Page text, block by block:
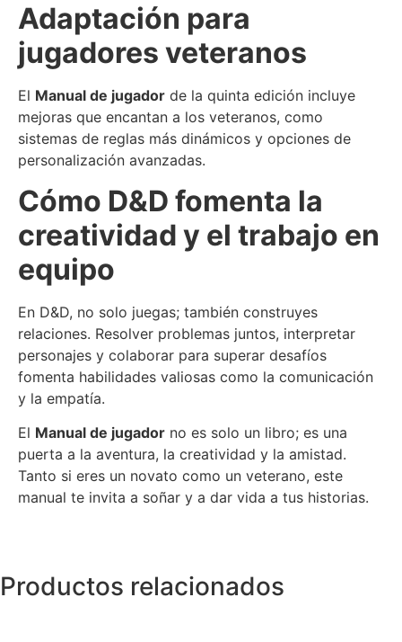
Adaptación para
jugadores veteranos
El Manual de jugador de la quinta edición incluye
mejoras que encantan a los veteranos, como
sistemas de reglas más dinámicos y opciones de
personalización avanzadas.
Cómo D&D fomenta la
creatividad y el trabajo en
equipo
En D&D, no solo juegas; también construyes
relaciones. Resolver problemas juntos, interpretar
personajes y colaborar para superar desafíos
fomenta habilidades valiosas como la comunicación
y la empatía.
El Manual de jugador no es solo un libro; es una
puerta a la aventura, la creatividad y la amistad.
Tanto si eres un novato como un veterano, este
manual te invita a soñar y a dar vida a tus historias.
Productos relacionados